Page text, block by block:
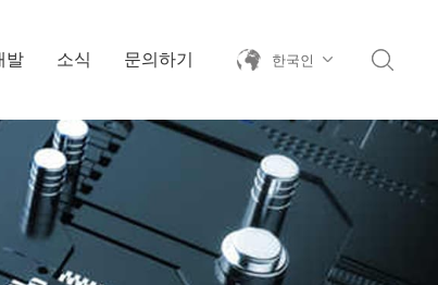
발 소식 문의하기 한국인